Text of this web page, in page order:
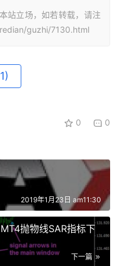
站立场，如若转载，请注
guzhi/7130.html
0 0
2019年1月23日 am11:30
抛物线SAR指标下
下一篇